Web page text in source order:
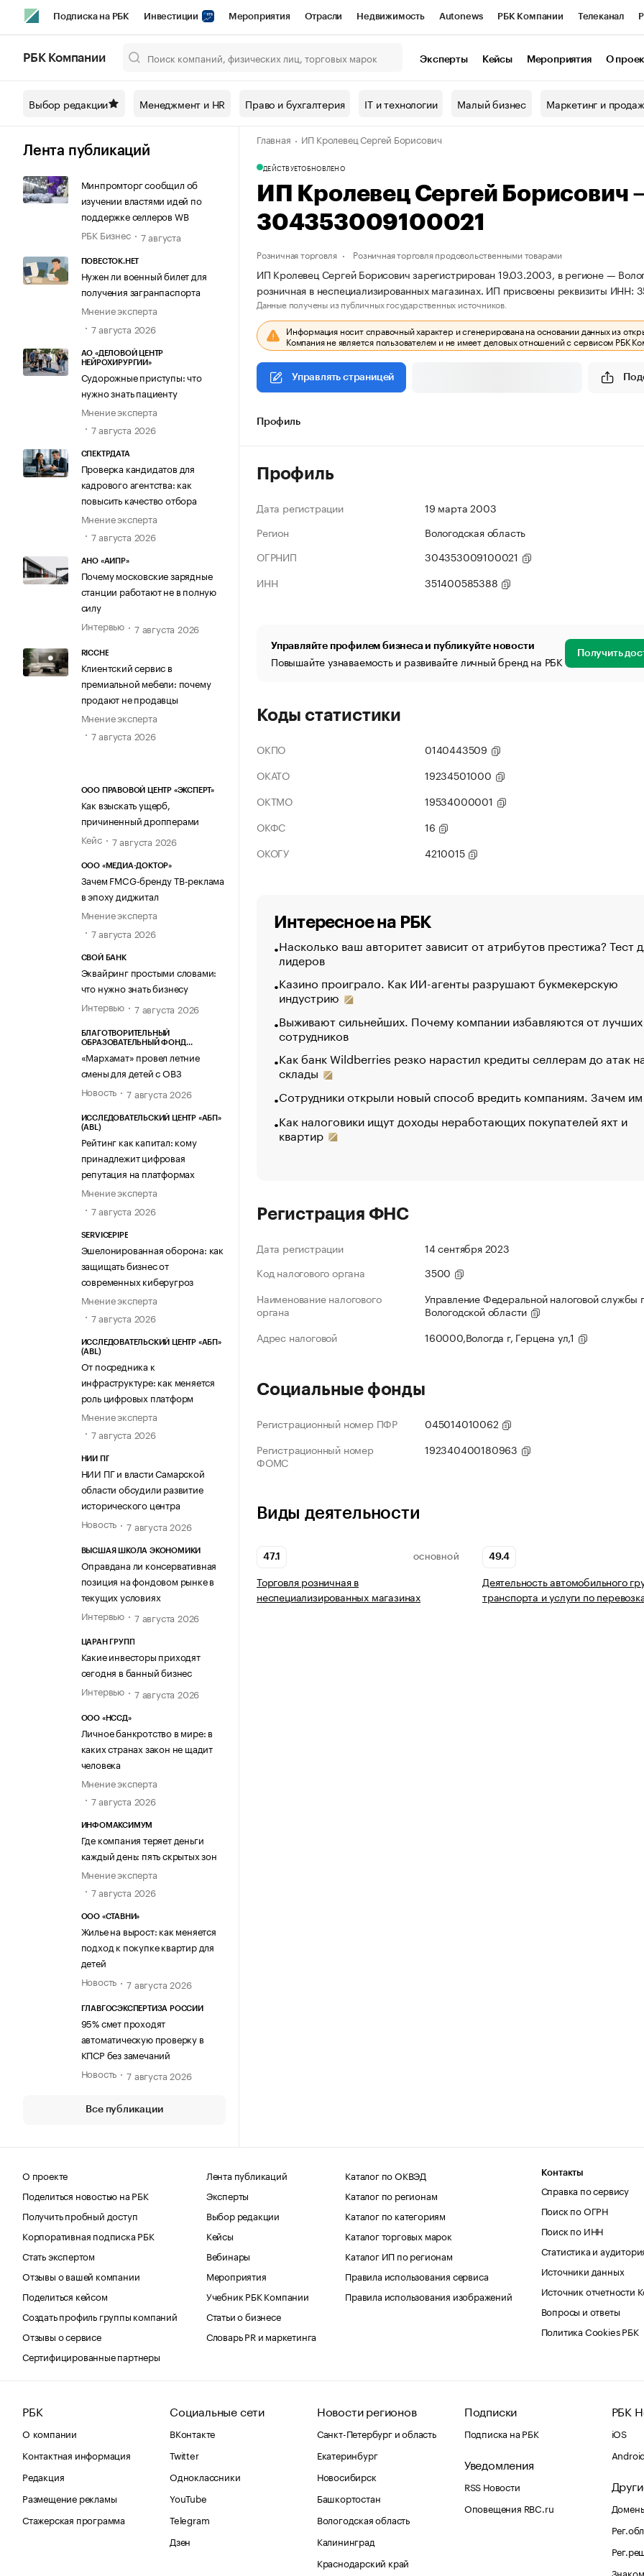
Подписка на РБК Инвестиции Мероприятия Отрасли Недвижимость Autonews РБК Компании Телеканал
Спецпроекты СПб Конференции СПб Спецпроекты Проверка контрагентов
Технологии и медиа Рынок наличной валюты
РБК Компании Эксперты Кейсы Мероприятия О
Выбор редакции Менеджмент и HR Право и бухгалтерия IT и технологии Малый бизнес Маркетинг и
Лента публикаций
Минпромторг сообщил об
изучении властями идей по
поддержке селлеров WB
РБК Бизнес
7 августа
ПОВЕСТОК.НЕТ
Нужен ли военный билет для
получения загранпаспорта
Мнение эксперта
7 августа 2026
АО «ДЕЛОВОЙ ЦЕНТР
НЕЙРОХИРУРГИИ»
Судорожные приступы: что
нужно знать пациенту
Мнение эксперта
7 августа 2026
СПЕКТРДАТА
Проверка кандидатов для
кадрового агентства: как
повысить качество отбора
Мнение эксперта
7 августа 2026
АНО «АИПР»
Почему московские зарядные
станции работают не в полную
силу
Интервью
7 августа 2026
RICCHE
Клиентский сервис в
премиальной мебели: почему
продают не продавцы
Мнение эксперта
7 августа 2026
ООО ПРАВОВОЙ ЦЕНТР «ЭКСПЕРТ»
Как взыскать ущерб,
причиненный дропперами
Кейс
7 августа 2026
ООО «МЕДИА-ДОКТОР»
Зачем FMCG-бренду ТВ-реклама
в эпоху диджитал
Мнение эксперта
7 августа 2026
СВОЙ БАНК
Эквайринг простыми словами:
что нужно знать бизнесу
Интервью
7 августа 2026
БЛАГОТВОРИТЕЛЬНЫЙ
ОБРАЗОВАТЕЛЬНЫЙ ФОНД
«Мархамат» провел летние
смены для детей с ОВЗ
Новость
7 августа 2026
ИССЛЕДОВАТЕЛЬСКИЙ ЦЕНТР «АБП»
(ABL)
Рейтинг как капитал: кому
принадлежит цифровая
репутация на платформах
Мнение эксперта
7 августа 2026
SERVICEPIPE
Эшелонированная оборона: как
защищать бизнес от
современных киберугроз
Мнение эксперта
7 августа 2026
ИССЛЕДОВАТЕЛЬСКИЙ ЦЕНТР «АБП»
(ABL)
От посредника к
инфраструктуре: как меняется
роль цифровых платформ
Мнение эксперта
7 августа 2026
НИИ ПГ
НИИ ПГ и власти Самарской
области обсудили развитие
исторического центра
Новость
7 августа 2026
ВЫСШАЯ ШКОЛА ЭКОНОМИКИ
Оправдана ли консервативная
позиция на фондовом рынке в
текущих условиях
Интервью
7 августа 2026
ЦАРАН ГРУПП
Какие инвесторы приходят
сегодня в банный бизнес
Интервью
7 августа 2026
ООО «НССД»
Личное банкротство в мире: в
каких странах закон не щадит
человека
Мнение эксперта
7 августа 2026
ИНФОМАКСИМУМ
Где компания теряет деньги
каждый день: пять скрытых зон
Мнение эксперта
7 августа 2026
ООО «СТАВНИ»
Жилье на вырост: как меняется
подход к покупке квартир для
детей
Новость
7 августа 2026
ГЛАВГОСЭКСПЕРТИЗА РОССИИ
95% смет проходят
автоматическую проверку в
КПСР без замечаний
Новость
7 августа 2026
Все публикации
Главная ИП Кролевец Сергей Борисович
ДЕЙСТВУЕТОБНОВЛЕНО
ИП Кролевец Сергей
304353009100021
Розничная торговля Розничная торговля продовольственными товарами
ИП Кролевец Сергей Борисович зарегистрирован 19.03.2003, в регионе —
розничная в неспециализированных магазинах. ИП присвоены реквизиты
Данные получены из публичных государственных источников.
Информация носит справочный характер и сгенерирована на основании данных из
Компания не является пользователем и не имеет деловых отношений с сервисом РБК
Управлять страницей
Профиль
Профиль
Дата регистрации
19 марта 2003
Регион
Вологодская область
ОГРНИП
304353009100021
ИНН
351400585388
Управляйте профилем бизнеса и публикуйте новости
Повышайте узнаваемость и развивайте личный бренд на РБК Получить
Коды статистики
ОКПО
0140443509
ОКАТО
19234501000
ОКТМО
19534000001
ОКФС
16
ОКОГУ
4210015
Интересное на РБК
Насколько ваш авторитет зависит от атрибутов престижа? Тест
лидеров
Казино проиграло. Как ИИ-агенты разрушают букмекерскую
индустрию
Выживают сильнейших. Почему компании избавляются от лучших
сотрудников
Как банк Wildberries резко нарастил кредиты селлерам до атак
склады
Сотрудники открыли новый способ вредить компаниям. Зачем
Как налоговики ищут доходы неработающих покупателей яхт и
квартир
Регистрация ФНС
Дата регистрации
14 сентября 2023
Код налогового органа
3500
Наименование налогового
органа
Управление Федеральной налоговой службы
Вологодской области
Адрес налоговой
160000,Вологда г, Герцена ул,1
Социальные фонды
Регистрационный номер ПФР
045014010062
Регистрационный номер
ФОМС
192340400180963
Виды деятельности
47.1 ОСНОВНОЙ
Торговля розничная в
неспециализированных магазинах
49.4
Деятельность автомобильного
транспорта и услуги по
О проекте
Поделиться новостью на РБК
Получить пробный доступ
Корпоративная подписка РБК
Стать экспертом
Отзывы о вашей компании
Поделиться кейсом
Создать профиль группы компаний
Отзывы о сервисе
Сертифицированные партнеры
Лента публикаций
Эксперты
Выбор редакции
Кейсы
Вебинары
Мероприятия
Учебник РБК Компании
Статьи о бизнесе
Словарь PR и маркетинга
Каталог по ОКВЭД
Каталог по регионам
Каталог по категориям
Каталог торговых марок
Каталог ИП по регионам
Правила использования сервиса
Правила использования изображений
Контакты
Справка по сервису
Поиск по ОГРН
Поиск по ИНН
Статистика и
Источники данных
Источник отчетности
Вопросы и ответы
Политика Cookies РБК
РБК
О компании
Контактная информация
Редакция
Размещение рекламы
Стажерская программа
Социальные сети
ВКонтакте
Twitter
Одноклассники
YouTube
Telegram
Дзен
Новости регионов
Санкт-Петербург и область
Екатеринбург
Новосибирск
Башкортостан
Вологодская область
Калининград
Краснодарский край
Подписки
Подписка на РБК
Уведомления
RSS Новости
Оповещения RBC.ru
РБК
iOS